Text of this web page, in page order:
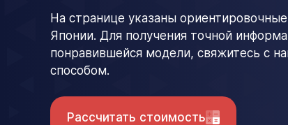
На странице указаны
Японии. Для получения точной
понравившейся модели, свяжитесь с
способом.
Рассчитать стоимость